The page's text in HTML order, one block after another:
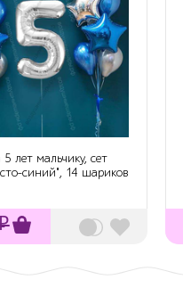
лет мальчику, сет
синий", 14 шариков